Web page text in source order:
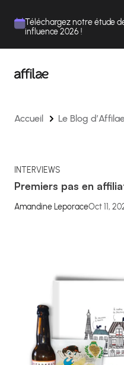
Téléchargez notre étude
influence 2026 !
Accueil Le Blog
INTERVIEWS
Premiers pas en
Amandine LeporaceOct 11,